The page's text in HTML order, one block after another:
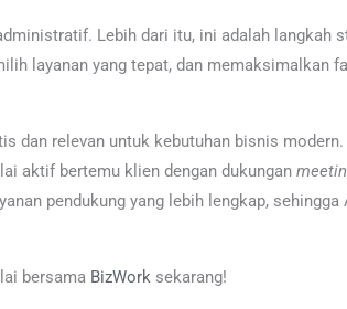
Lebih dari itu, ini adalah langkah
layanan yang tepat, dan memaksimalkan
dan relevan untuk kebutuhan bisnis modern.
aktif bertemu klien dengan dukungan
pendukung yang lebih lengkap,
bersama BizWork sekarang!